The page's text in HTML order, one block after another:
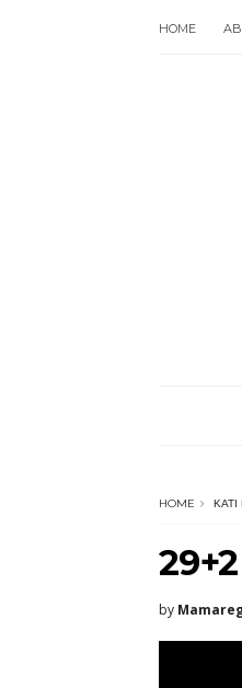
HOME
HOME
29+2
by